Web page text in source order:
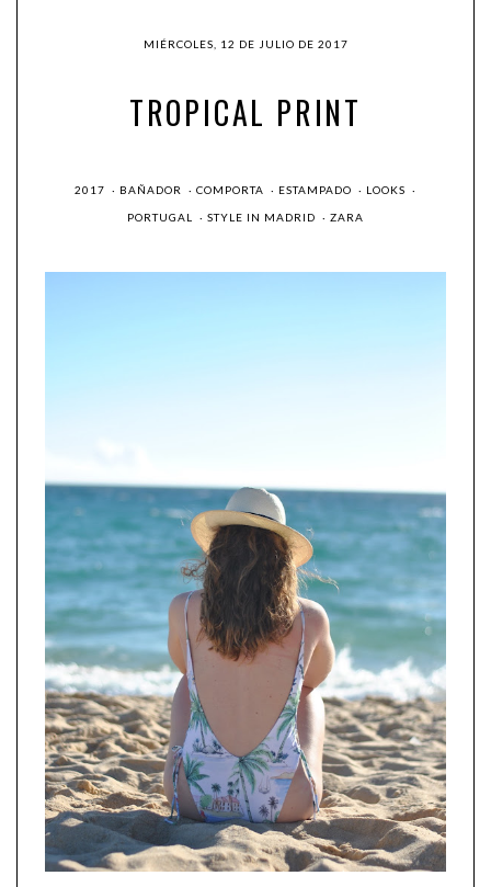
MIÉRCOLES, 12 DE JULIO DE 2017
TROPICAL PRINT
2017 · BAÑADOR · COMPORTA · ESTAMPADO · LOOKS ·
PORTUGAL · STYLE IN MADRID · ZARA